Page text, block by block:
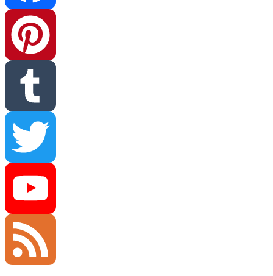
Facebook
Pinterest
Tumblr
Twitter
YouTube